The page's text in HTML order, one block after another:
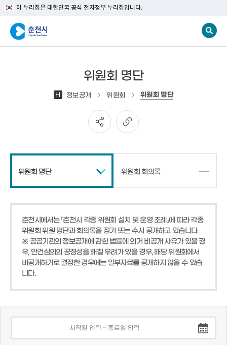
이 누리집은 대한민국 공식 전자정부 누리집입니다.
위원회 명단
H 정보공개 위원회 위원회 명단
위원회 명단 위원회 회의록
춘천시에서는 「춘천시 각종 위원회 설치 및 운영 조례」에 따라 각종
위원회 위원 명단과 회의록을 정기 또는 수시 공개하고 있습니다.
※ 공공기관의 정보공개에 관한 법률에 의거 비공개 사유가 있을 경
우, 안건심의의 공정성을 해칠 우려가 있을 경우, 해당 위원회에서
비공개하기로 결정한 경우에는 일부자료를 공개하지 않을 수 있습
니다.